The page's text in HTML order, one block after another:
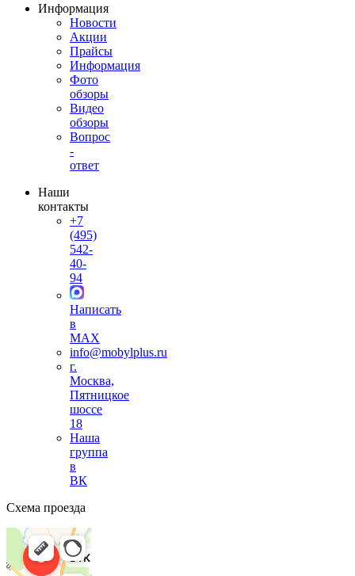
Информация
Новости
Акции
Прайсы
Информация
Фото
обзоры
Видео
обзоры
Вопрос
-
ответ
Наши
контакты
+7
(495)
542-
40-
94
Написать
в
MAX
info@mobylplus.ru
г.
Москва,
Пятницкое
шоссе
18
Наша
группа
в
ВК
Схема проезда